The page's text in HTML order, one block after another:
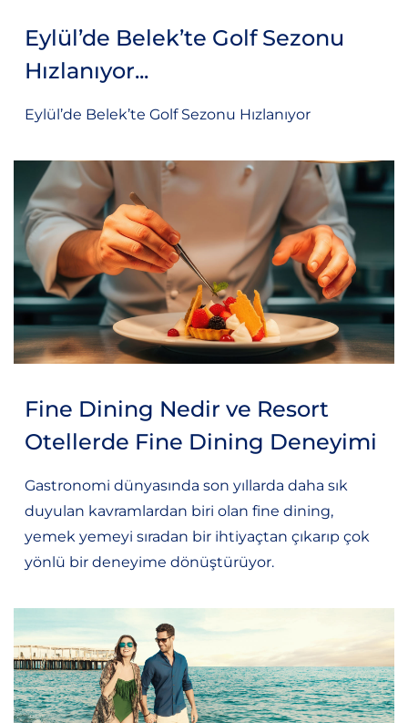
Eylül’de Belek’te Golf Sezonu
Hızlanıyor...
Eylül’de Belek’te Golf Sezonu Hızlanıyor
Fine Dining Nedir ve Resort
Otellerde Fine Dining Deneyimi
Gastronomi dünyasında son yıllarda daha sık
duyulan kavramlardan biri olan fine dining,
yemek yemeyi sıradan bir ihtiyaçtan çıkarıp çok
yönlü bir deneyime dönüştürüyor.